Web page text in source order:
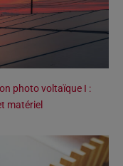
photo voltaïque I :
matériel